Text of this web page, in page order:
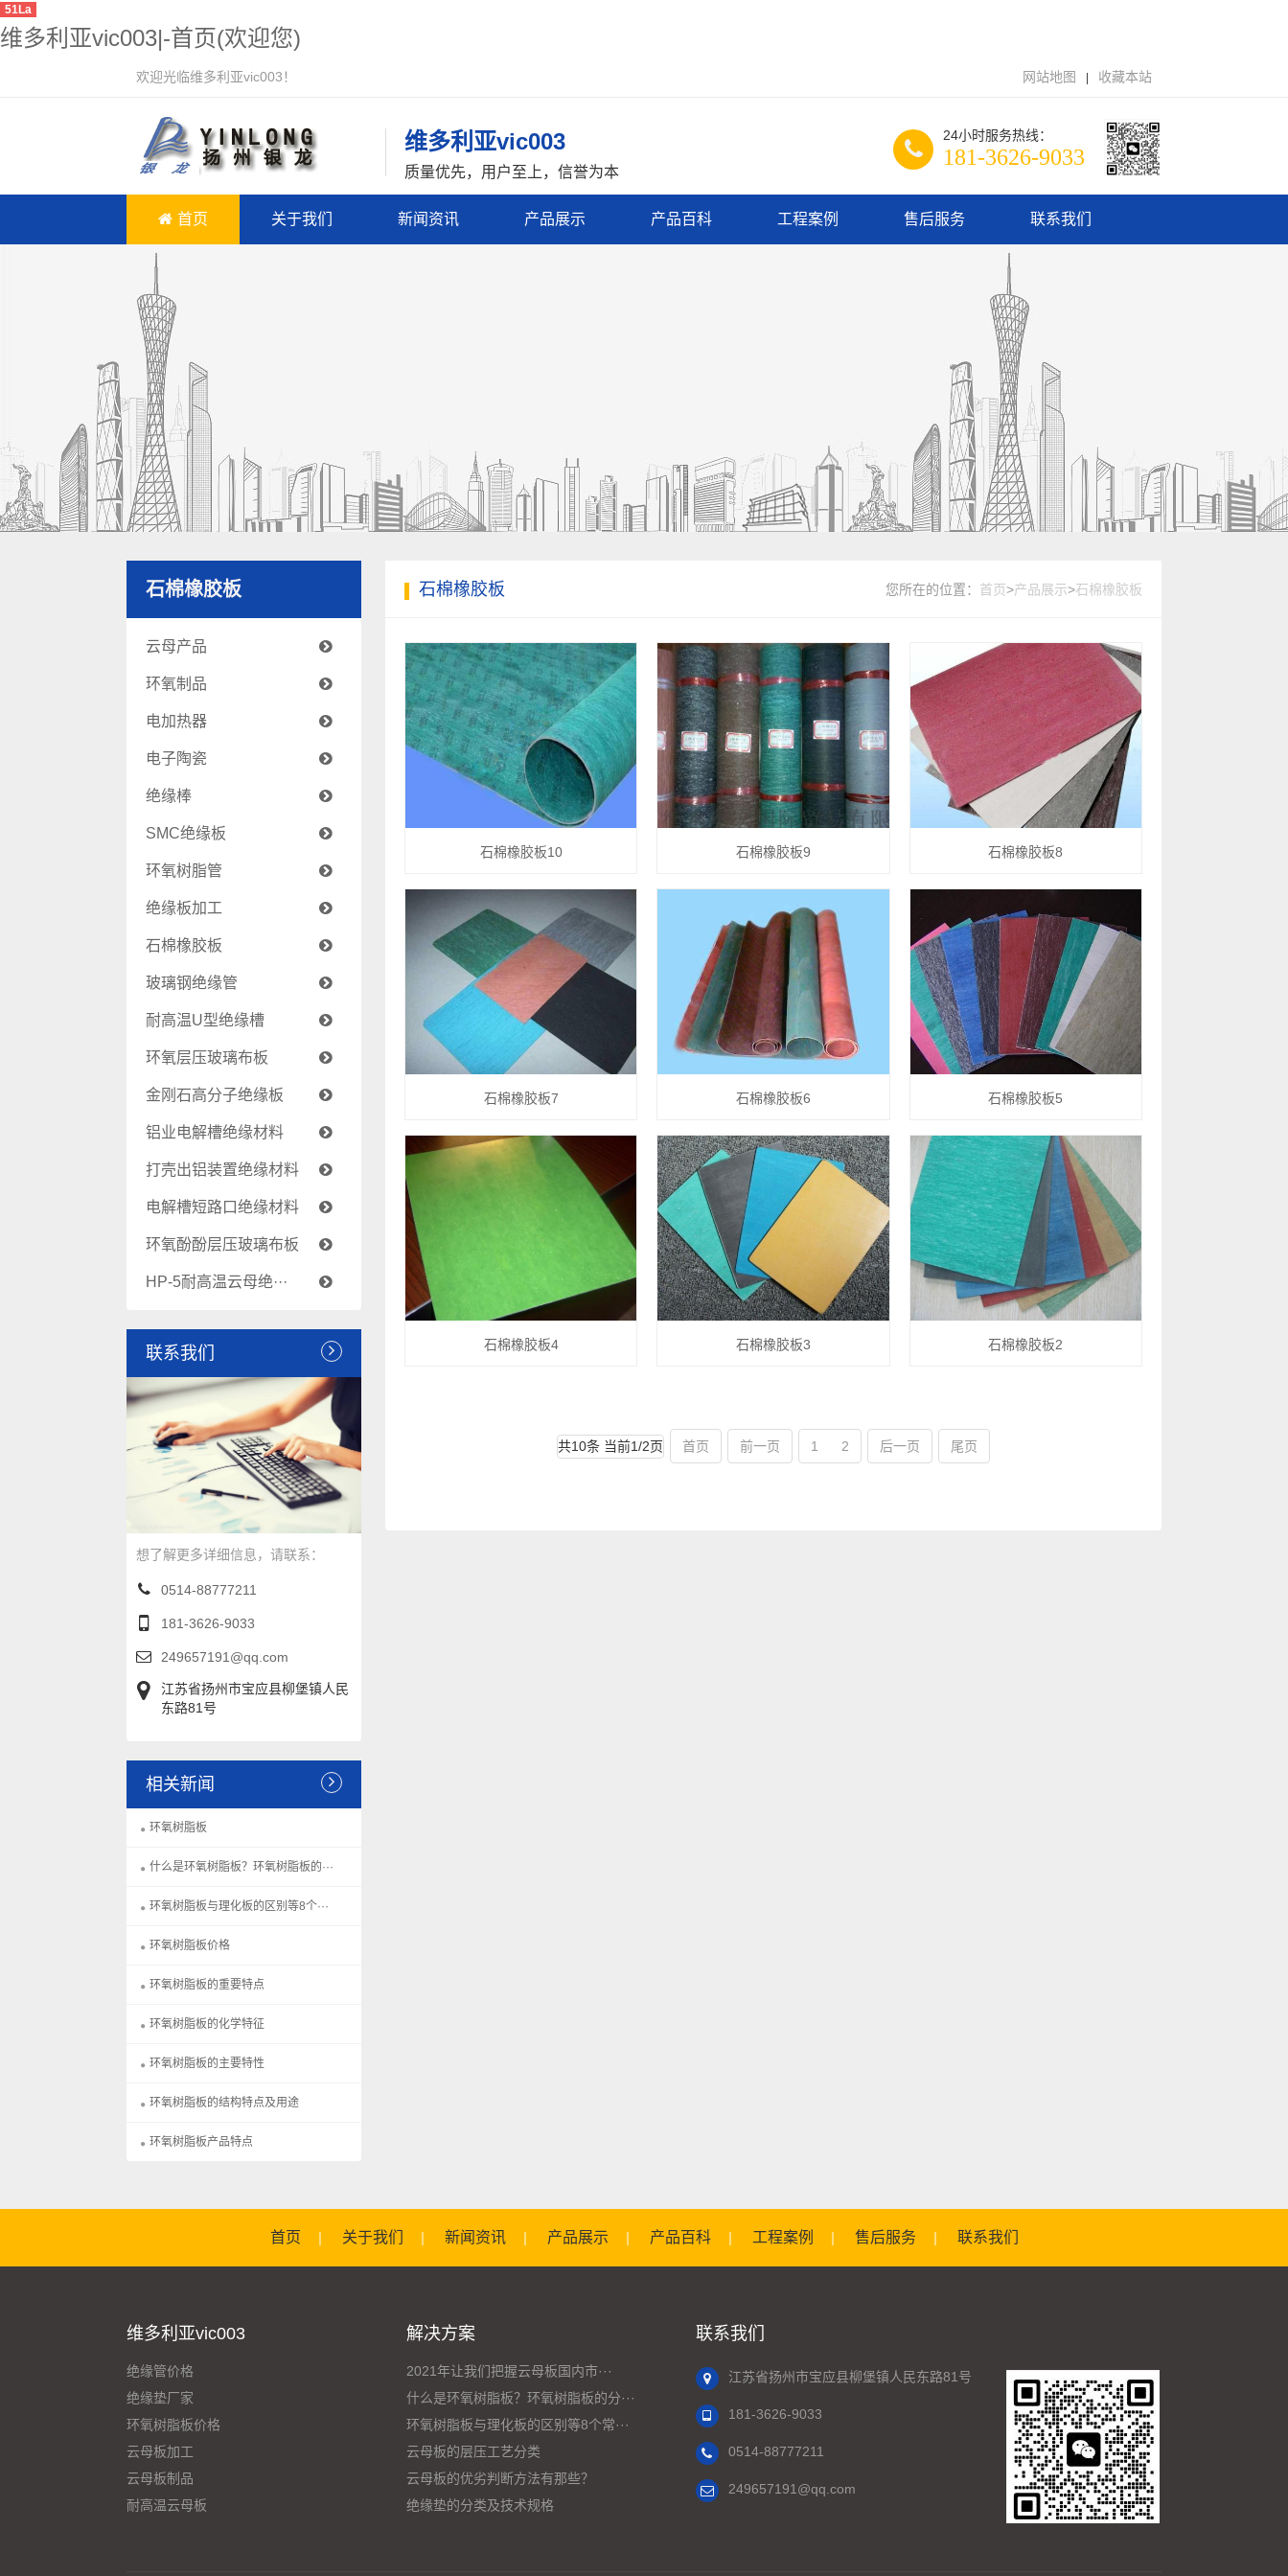
51La
维多利亚vic003|-首页(欢迎您)
欢迎光临维多利亚vic003！ 网站地图 收藏本站
维多利亚vic003
质量优先，用户至上，信誉为本
24小时服务热线：
181-3626-9033
首页 关于我们 新闻资讯 产品展示 产品百科 工程案例 售后服务 联系我们
石棉橡胶板
云母产品
环氧制品
电加热器
电子陶瓷
绝缘棒
SMC绝缘板
环氧树脂管
绝缘板加工
石棉橡胶板
玻璃钢绝缘管
耐高温U型绝缘槽
环氧层压玻璃布板
金刚石高分子绝缘板
铝业电解槽绝缘材料
打壳出铝装置绝缘材料
电解槽短路口绝缘材料
环氧酚酚层压玻璃布板
HP-5耐高温云母绝···
联系我们
想了解更多详细信息，请联系：
0514-88777211
181-3626-9033
249657191@qq.com
江苏省扬州市宝应县柳堡镇人民
东路81号
相关新闻
环氧树脂板
什么是环氧树脂板？环氧树脂板的···
环氧树脂板与理化板的区别等8个···
环氧树脂板价格
环氧树脂板的重要特点
环氧树脂板的化学特征
环氧树脂板的主要特性
环氧树脂板的结构特点及用途
环氧树脂板产品特点
石棉橡胶板 您所在的位置： 首页>产品展示>石棉橡胶板
石棉橡胶板10 石棉橡胶板9 石棉橡胶板8
石棉橡胶板7 石棉橡胶板6 石棉橡胶板5
石棉橡胶板4 石棉橡胶板3 石棉橡胶板2
共10条 当前1/2页 首页 前一页 1 2 后一页 尾页
首页 关于我们 新闻资讯 产品展示 产品百科 工程案例 售后服务 联系我们
维多利亚vic003
绝缘管价格
绝缘垫厂家
环氧树脂板价格
云母板加工
云母板制品
耐高温云母板
解决方案
2021年让我们把握云母板国内市···
什么是环氧树脂板？环氧树脂板的分···
环氧树脂板与理化板的区别等8个常···
云母板的层压工艺分类
云母板的优劣判断方法有那些？
绝缘垫的分类及技术规格
联系我们
江苏省扬州市宝应县柳堡镇人民东路81号
181-3626-9033
0514-88777211
249657191@qq.com